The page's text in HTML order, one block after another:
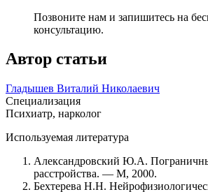
Позвоните нам и запишитесь на
консультацию.
Автор статьи
Гладышев Виталий Николаевич
Специализация
Психиатр, нарколог
Используемая литература
Александровский Ю.А.
расстройства. — М, 2000.
Бехтерева H.H.